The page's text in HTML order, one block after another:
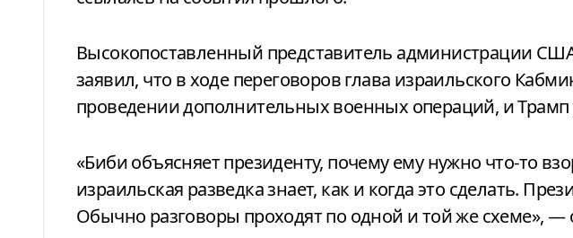
Высокопоставленный представитель администрации
заявил, что в ходе переговоров глава израильского
проведении дополнительных военных операций, и Трамп
«Биби объясняет президенту, почему ему нужно что-то
израильская разведка знает, как и когда это сделать.
Обычно разговоры проходят по одной и той же схеме», —